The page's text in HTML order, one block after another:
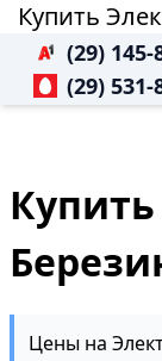
Купить
(29) 145-
(29) 531-
Цены на